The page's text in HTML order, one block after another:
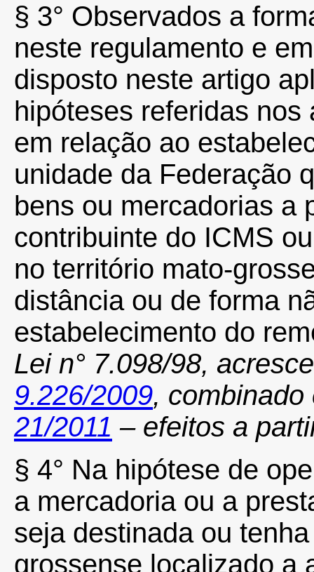
§ 3° Observados a
neste regulamento e
disposto neste artigo
hipóteses referidas
em relação ao
unidade da Federação
bens ou mercadorias a
contribuinte do ICMS
no território mato-
distância ou de forma
estabelecimento do
Lei n° 7.098/98,
9.226/2009,
21/2011 – efeitos a
§ 4° Na hipótese de
a mercadoria ou a
seja destinada ou
grossense localizado a